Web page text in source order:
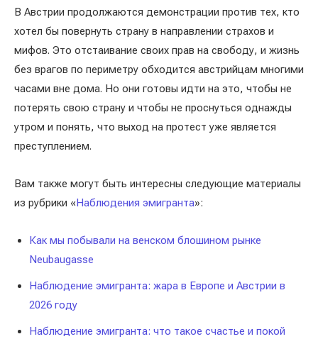
В Австрии продолжаются демонстрации против тех, кто
хотел бы повернуть страну в направлении страхов и
мифов. Это отстаивание своих прав на свободу, и жизнь
без врагов по периметру обходится австрийцам многими
часами вне дома. Но они готовы идти на это, чтобы не
потерять свою страну и чтобы не проснуться однажды
утром и понять, что выход на протест уже является
преступлением.
Вам также могут быть интересны следующие материалы
из рубрики « Наблюдения эмигранта»:
Как мы побывали на венском блошином рынке
Neubaugasse
Наблюдение эмигранта: жара в Европе и Австрии в
2026 году
Наблюдение эмигранта: что такое счастье и покой